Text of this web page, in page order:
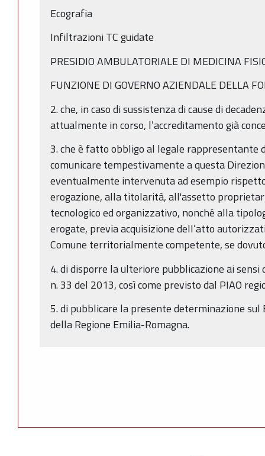
Ecografia
Infiltrazioni TC guidate
PRESIDIO AMBULATORIALE DI MEDICINA
FUNZIONE DI GOVERNO AZIENDALE DELLA
2. che, in caso di sussistenza di cause di
attualmente in corso, l’accreditamento già
3. che è fatto obbligo al legale
comunicare tempestivamente a questa
eventualmente intervenuta ad esempio
erogazione, alla titolarità, all'assetto
tecnologico ed organizzativo, nonché alla
erogate, previa acquisizione dell’atto
Comune territorialmente competente, se
4. di disporre la ulteriore pubblicazione ai sensi
n. 33 del 2013, così come previsto dal PIAO
5. di pubblicare la presente determinazione
della Regione Emilia-Romagna.